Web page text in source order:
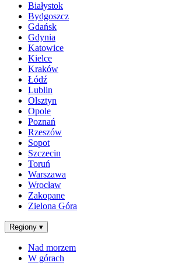
Białystok
Bydgoszcz
Gdańsk
Gdynia
Katowice
Kielce
Kraków
Łódź
Lublin
Olsztyn
Opole
Poznań
Rzeszów
Sopot
Szczecin
Toruń
Warszawa
Wrocław
Zakopane
Zielona Góra
Regiony ▾
Nad morzem
W górach